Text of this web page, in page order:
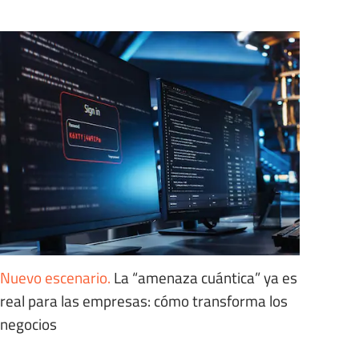
Nuevo escenario. La “amenaza cuántica” ya es
real para las empresas: cómo transforma los
negocios